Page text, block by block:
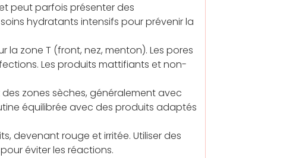
peut parfois présenter des
hydratants intensifs pour prévenir la
la zone T (front, nez, menton). Les pores
Les produits mattifiants et non-
zones sèches, généralement avec
équilibrée avec des produits adaptés
devenant rouge et irritée. Utiliser des
éviter les réactions.